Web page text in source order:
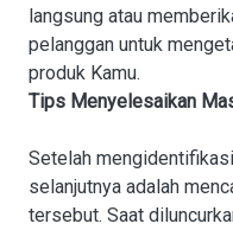
langsung atau
pelanggan untuk
produk Kamu.
Tips Menyelesaikan
Setelah
selanjutnya adalah
tersebut. Saat